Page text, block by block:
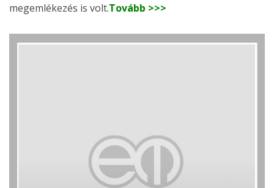
megemlékezés is volt.Tovább >>>